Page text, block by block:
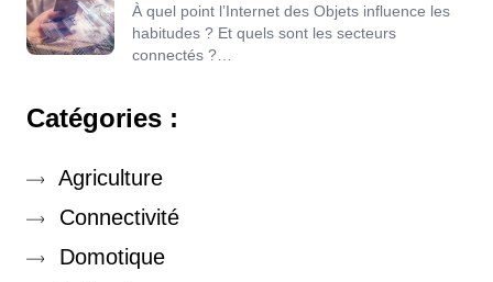
À quel point l’Internet des Objets influence les
habitudes ? Et quels sont les secteurs
connectés ?…
Catégories :
Agriculture
Connectivité
Domotique